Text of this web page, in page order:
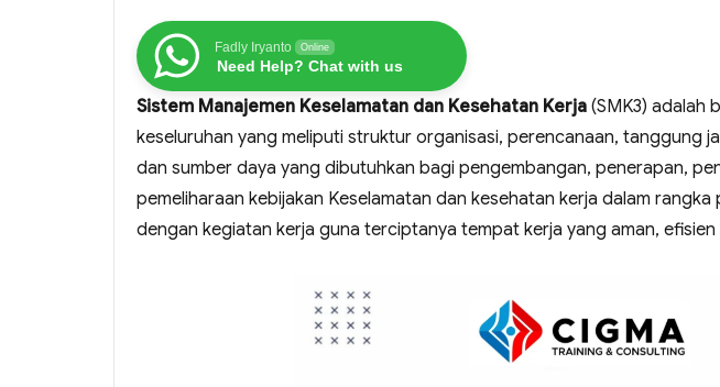
Fadly Iryanto Online
Need Help? Chat with us
Sistem Manajemen Keselamatan dan Kesehatan Kerja (SMK3) adalah
keseluruhan yang meliputi struktur organisasi, perencanaan, tanggung
dan sumber daya yang dibutuhkan bagi pengembangan, penerapan,
pemeliharaan kebijakan Keselamatan dan kesehatan kerja dalam
dengan kegiatan kerja guna terciptanya tempat kerja yang aman,